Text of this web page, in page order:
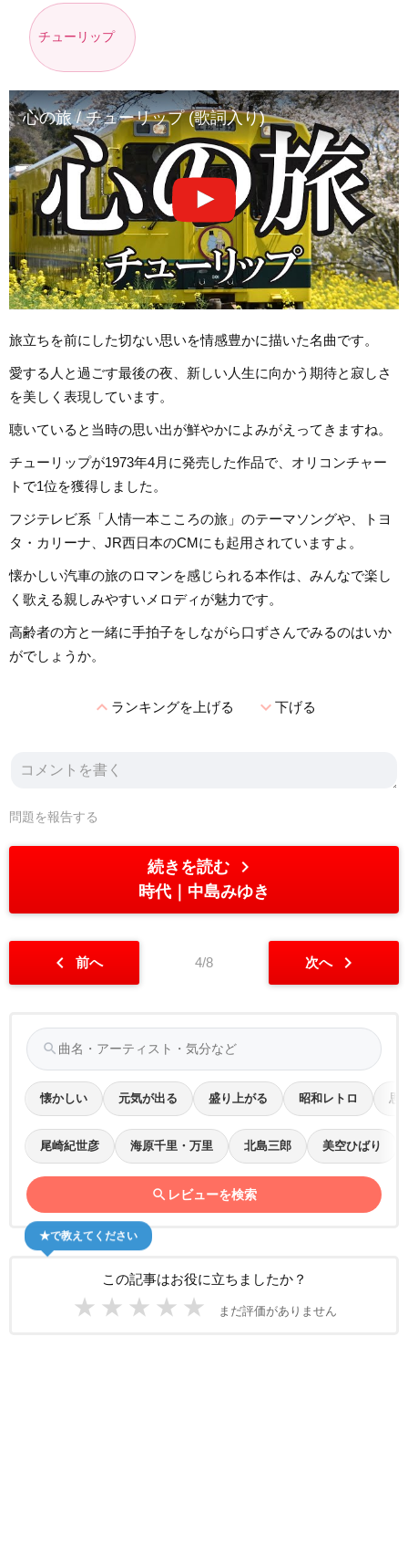
チューリップ
心の旅 / チューリップ (歌詞入り)
旅立ちを前にした切ない思いを情感豊かに描いた名曲です。
愛する人と過ごす最後の夜、新しい人生に向かう期待と寂しさ
を美しく表現しています。
聴いていると当時の思い出が鮮やかによみがえってきますね。
チューリップが1973年4月に発売した作品で、オリコンチャー
トで1位を獲得しました。
フジテレビ系「人情一本こころの旅」のテーマソングや、トヨ
タ・カリーナ、JR西日本のCMにも起用されていますよ。
懐かしい汽車の旅のロマンを感じられる本作は、みんなで楽し
く歌える親しみやすいメロディが魅力です。
高齢者の方と一緒に手拍子をしながら口ずさんでみるのはいか
がでしょうか。
expand_lessランキングを上げる expand_more下げる
問題を報告する
続きを読む chevron_right
時代 中島みゆき
chevron_left 前へ 4/8 次へ chevron_right
search
懐かしい 元気が出る 盛り上がる 昭和レトロ 思
尾崎紀世彦 海原千里・万里 北島三郎 美空ひばり
search レビューを検索
この記事はお役に立ちましたか？
★ ★ ★ ★ ★ まだ評価がありません
★で教えてください